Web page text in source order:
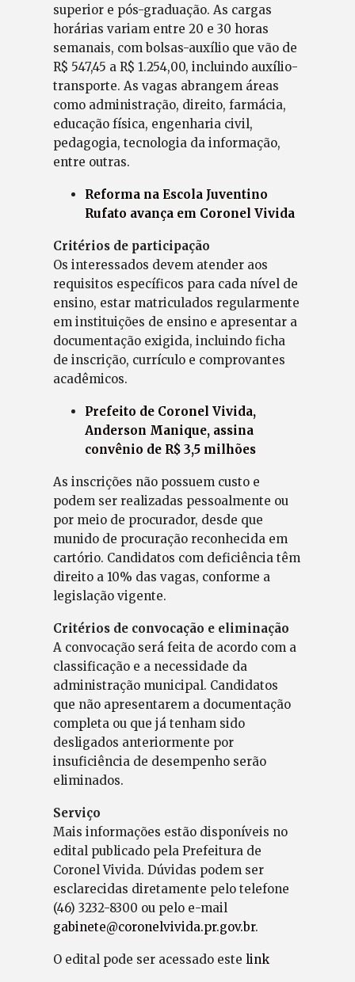
superior e pós-graduação. As cargas
horárias variam entre 20 e 30 horas
semanais, com bolsas-auxílio que vão de
R$ 547,45 a R$ 1.254,00, incluindo auxílio-
transporte. As vagas abrangem áreas
como administração, direito, farmácia,
educação física, engenharia civil,
pedagogia, tecnologia da informação,
entre outras.
Reforma na Escola Juventino
Rufato avança em Coronel Vivida
Critérios de participação
Os interessados devem atender aos
requisitos específicos para cada nível de
ensino, estar matriculados regularmente
em instituições de ensino e apresentar a
documentação exigida, incluindo ficha
de inscrição, currículo e comprovantes
acadêmicos.
Prefeito de Coronel Vivida,
Anderson Manique, assina
convênio de R$ 3,5 milhões
As inscrições não possuem custo e
podem ser realizadas pessoalmente ou
por meio de procurador, desde que
munido de procuração reconhecida em
cartório. Candidatos com deficiência têm
direito a 10% das vagas, conforme a
legislação vigente.
Critérios de convocação e eliminação
A convocação será feita de acordo com a
classificação e a necessidade da
administração municipal. Candidatos
que não apresentarem a documentação
completa ou que já tenham sido
desligados anteriormente por
insuficiência de desempenho serão
eliminados.
Serviço
Mais informações estão disponíveis no
edital publicado pela Prefeitura de
Coronel Vivida. Dúvidas podem ser
esclarecidas diretamente pelo telefone
(46) 3232-8300 ou pelo e-mail
gabinete@coronelvivida.pr.gov.br.
O edital pode ser acessado este link